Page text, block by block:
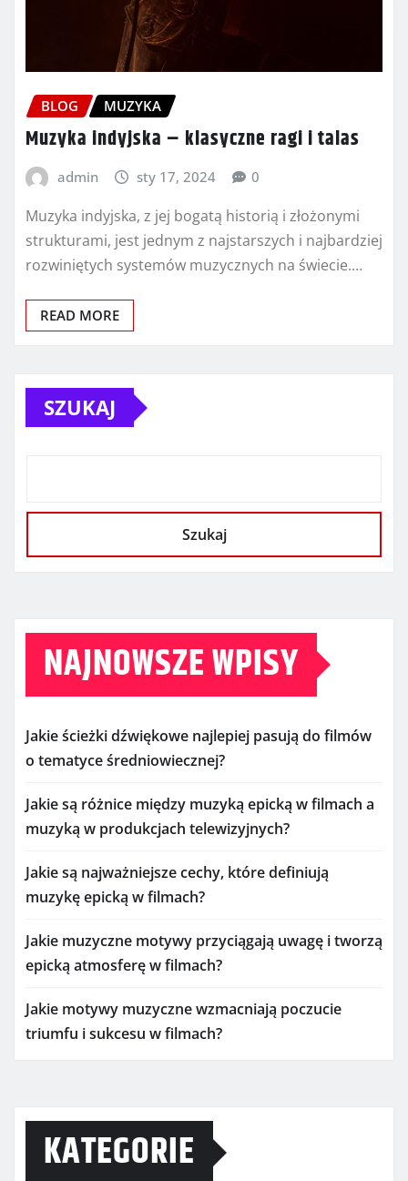
BLOG MUZYKA
Muzyka indyjska – klasyczne ragi i talas
admin sty 17, 2024 0
Muzyka indyjska, z jej bogatą historią i złożonymi
strukturami, jest jednym z najstarszych i najbardziej
rozwiniętych systemów muzycznych na świecie.…
READ MORE
SZUKAJ
Szukaj
NAJNOWSZE WPISY
Jakie ścieżki dźwiękowe najlepiej pasują do filmów
o tematyce średniowiecznej?
Jakie są różnice między muzyką epicką w filmach a
muzyką w produkcjach telewizyjnych?
Jakie są najważniejsze cechy, które definiują
muzykę epicką w filmach?
Jakie muzyczne motywy przyciągają uwagę i tworzą
epicką atmosferę w filmach?
Jakie motywy muzyczne wzmacniają poczucie
triumfu i sukcesu w filmach?
KATEGORIE